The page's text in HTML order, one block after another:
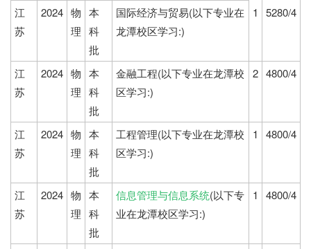
江
苏
2024 物
理
本
科
批
国际经济与贸易(以下专业在
龙潭校区学习:)
1 5280/4
江
苏
2024 物
理
本
科
批
金融工程(以下专业在龙潭校
区学习:)
2 4800/4
江
苏
2024 物
理
本
科
批
工程管理(以下专业在龙潭校
区学习:)
1 4800/4
江
苏
2024 物
理
本
科
批
信息管理与信息系统(以下专
业在龙潭校区学习:)
1 4800/4